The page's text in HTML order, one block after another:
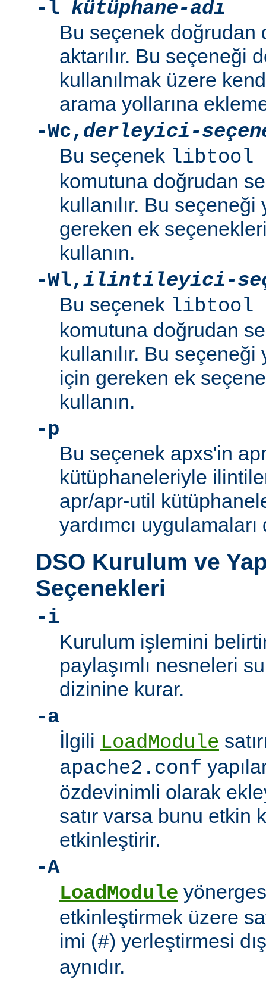
-l kütüphane-adı
Bu seçenek doğrudan
aktarılır. Bu seçeneği
kullanılmak üzere
arama yollarına
-Wc, derleyici-
Bu seçenek libtool
komutuna doğrudan
kullanılır. Bu
gereken ek
kullanın.
-Wl,ilintileyici-
Bu seçenek libtool
komutuna doğrudan
kullanılır. Bu
için gereken ek
kullanın.
-p
Bu seçenek apxs'in
kütüphaneleriyle
apr/apr-util
yardımcı
DSO Kurulum ve
Seçenekleri
-i
Kurulum işlemini
paylaşımlı nesneleri
dizinine kurar.
-a
İlgili LoadModule
apache2.conf
özdevinimli olarak
satır varsa bunu etkin
etkinleştirir.
-A
LoadModule
etkinleştirmek üzere
imi (#) yerleştirmesi
aynıdır.